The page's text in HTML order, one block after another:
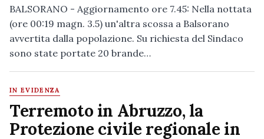
BALSORANO - Aggiornamento ore 7.45: Nella nottata
(ore 00:19 magn. 3.5) un'altra scossa a Balsorano
avvertita dalla popolazione. Su richiesta del Sindaco
sono state portate 20 brande…
IN EVIDENZA
Terremoto in Abruzzo, la
Protezione civile regionale in